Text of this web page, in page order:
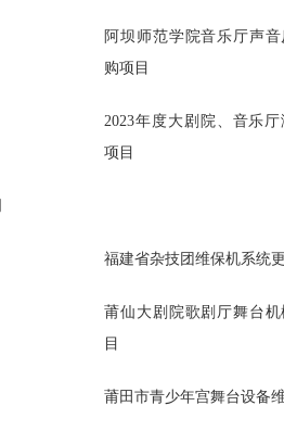
阿坝师范学院音乐厅声
购项目
2023年度大剧院、音乐
项目
福建省杂技团维保机系统
莆仙大剧院歌剧厅舞台
目
莆田市青少年宫舞台设备